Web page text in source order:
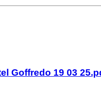
Goffredo 19 03